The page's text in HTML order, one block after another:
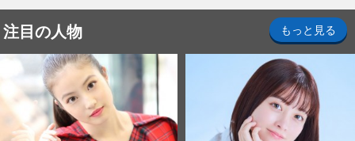
注目の人物 もっと見る